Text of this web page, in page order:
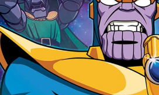
tödlichen Attentäter mit dem Blut
ermordeten Vater an den Händen,
Armee von Söldnern mit
sich der Schwarze Panther selbst
und seinen eigenen
gegen diese tödliche